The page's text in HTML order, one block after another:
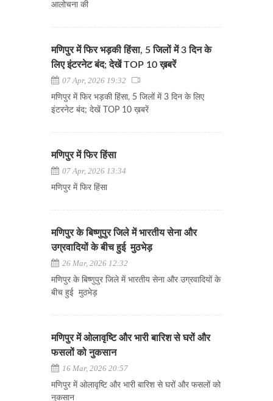
आलोचना की
मणिपुर में फिर भड़की हिंसा, 5 जिलों में 3 दिन के
लिए इंटरनेट बंद; देखें TOP 10 ख़बरें
07 Apr, 2026 19:32
मणिपुर में फिर भड़की हिंसा, 5 जिलों में 3 दिन के लिए
इंटरनेट बंद; देखें TOP 10 ख़बरें
मणिपुर में फिर हिंसा
07 Apr, 2026 13:34
मणिपुर में फिर हिंसा
मणिपुर के बिष्णुपुर जिले में भारतीय सेना और
उग्रवादियों के बीच हुई मुठभेड़
26 Mar, 2026 12:32
मणिपुर के बिष्णुपुर जिले में भारतीय सेना और उग्रवादियों के
बीच हुई मुठभेड़
मणिपुर में ओलावृष्टि और भारी बारिश से घरों और
फसलों को नुकसान
16 Mar, 2026 20:57
मणिपुर में ओलावृष्टि और भारी बारिश से घरों और फसलों को
नुकसान